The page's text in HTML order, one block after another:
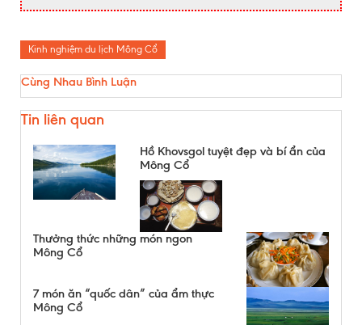
Kinh nghiệm du lịch Mông Cổ
Cùng Nhau Bình Luận
Tin liên quan
Hồ Khovsgol tuyệt đẹp và bí ẩn của
Mông Cổ
Thưởng thức những món ngon
Mông Cổ
7 món ăn “quốc dân” của ẩm thực
Mông Cổ